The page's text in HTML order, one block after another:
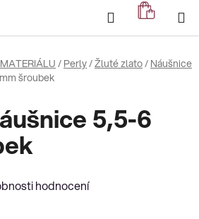
Hledat
KOŠÍK
/ Perly/Žluté zlato/ Náušnice
šroubek
5,5-6
hodnocení